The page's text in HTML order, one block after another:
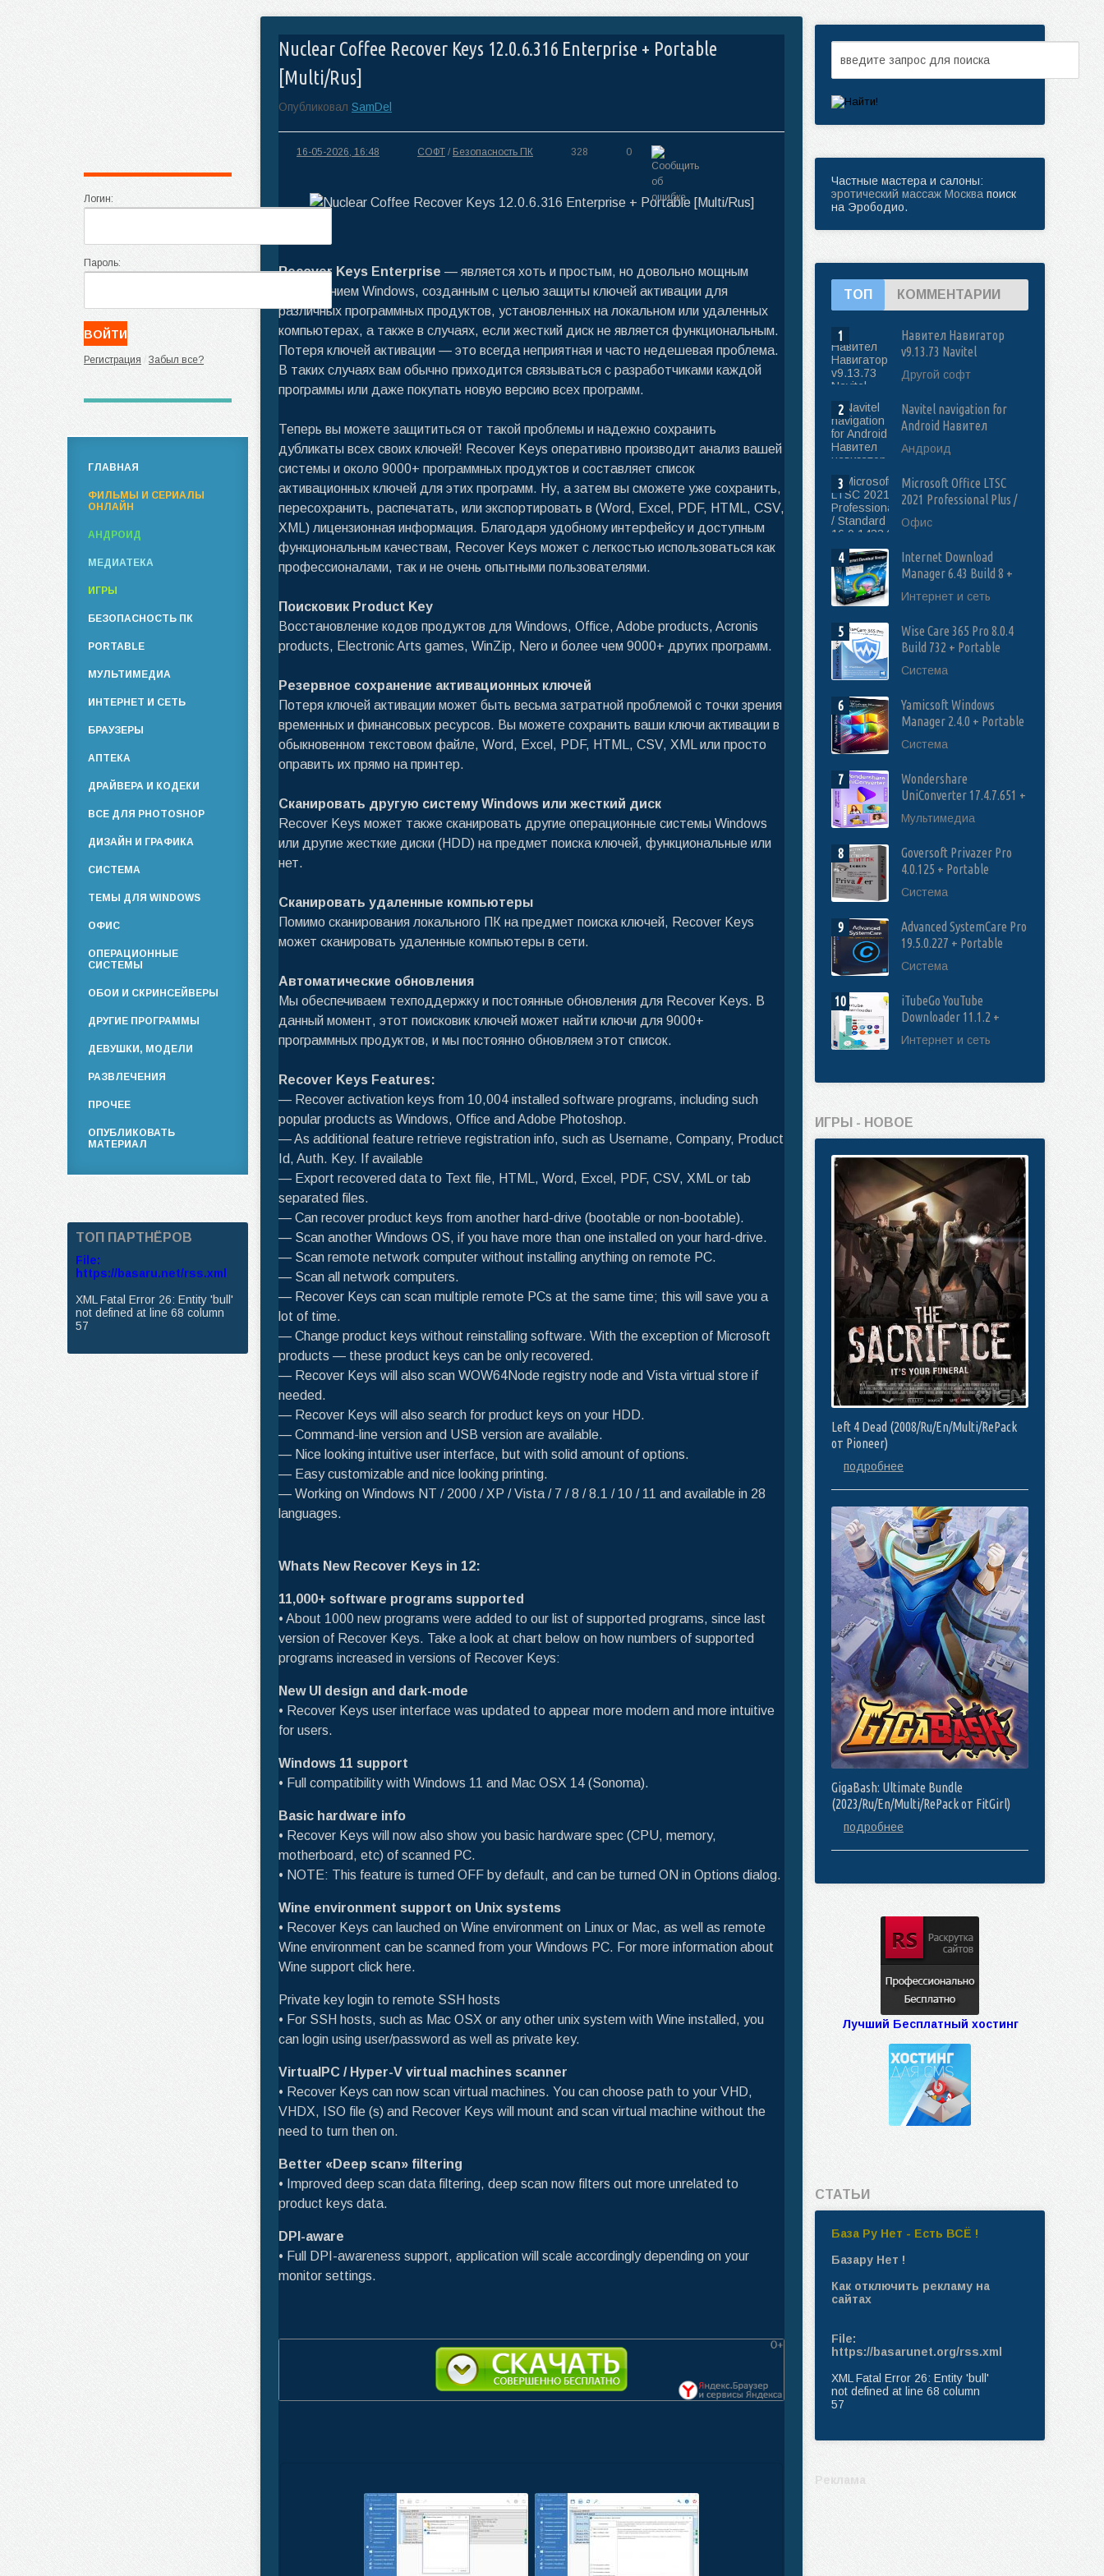
Nuclear Coffee Recover Keys 12.0.6.316 Enterprise + Portable
[Multi/Rus]
Опубликовал SamDel
16-05-2026, 16:48 СОФТ / Безопасность ПК 328 0
Recover Keys Enterprise — является хоть и простым, но довольно мощным
приложением Windows, созданным с целью защиты ключей активации для
различных программных продуктов, установленных на локальном или удаленных
компьютерах, а также в случаях, если жесткий диск не является функциональным.
Потеря ключей активации — это всегда неприятная и часто недешевая проблема.
В таких случаях вам обычно приходится связываться с разработчиками каждой
программы или даже покупать новую версию всех программ.
Теперь вы можете защититься от такой проблемы и надежно сохранить
дубликаты всех своих ключей! Recover Keys оперативно производит анализ вашей
системы и около 9000+ программных продуктов и составляет список
активационных ключей для этих программ. Ну, а затем вы сможете уже сохранить,
пересохранить, распечатать, или экспортировать в (Word, Excel, PDF, HTML, CSV,
XML) лицензионная информация. Благодаря удобному интерфейсу и доступным
функциональным качествам, Recover Keys может с легкостью использоваться как
профессионалами, так и не очень опытными пользователями.
Поисковик Product Key
Восстановление кодов продуктов для Windows, Office, Adobe products, Acronis
products, Electronic Arts games, WinZip, Nero и более чем 9000+ других программ.
Резервное сохранение активационных ключей
Потеря ключей активации может быть весьма затратной проблемой с точки зрения
временных и финансовых ресурсов. Вы можете сохранить ваши ключи активации в
обыкновенном текстовом файле, Word, Excel, PDF, HTML, CSV, XML или просто
оправить их прямо на принтер.
Сканировать другую систему Windows или жесткий диск
Recover Keys может также сканировать другие операционные системы Windows
или другие жесткие диски (HDD) на предмет поиска ключей, функциональные или
нет.
Сканировать удаленные компьютеры
Помимо сканирования локального ПК на предмет поиска ключей, Recover Keys
может сканировать удаленные компьютеры в сети.
Автоматические обновления
Мы обеспечиваем техподдержку и постоянные обновления для Recover Keys. В
данный момент, этот поисковик ключей может найти ключи для 9000+
программных продуктов, и мы постоянно обновляем этот список.
Recover Keys Features:
— Recover activation keys from 10,004 installed software programs, including such
popular products as Windows, Office and Adobe Photoshop.
— As additional feature retrieve registration info, such as Username, Company, Product
Id, Auth. Key. If available
— Export recovered data to Text file, HTML, Word, Excel, PDF, CSV, XML or tab
separated files.
— Can recover product keys from another hard-drive (bootable or non-bootable).
— Scan another Windows OS, if you have more than one installed on your hard-drive.
— Scan remote network computer without installing anything on remote PC.
— Scan all network computers.
— Recover Keys can scan multiple remote PCs at the same time; this will save you a
lot of time.
— Change product keys without reinstalling software. With the exception of Microsoft
products — these product keys can be only recovered.
— Recover Keys will also scan WOW64Node registry node and Vista virtual store if
needed.
— Recover Keys will also search for product keys on your HDD.
— Command-line version and USB version are available.
— Nice looking intuitive user interface, but with solid amount of options.
— Easy customizable and nice looking printing.
— Working on Windows NT / 2000 / XP / Vista / 7 / 8 / 8.1 / 10 / 11 and available in 28
languages.
Whats New Recover Keys in 12:
11,000+ software programs supported
• About 1000 new programs were added to our list of supported programs, since last
version of Recover Keys. Take a look at chart below on how numbers of supported
programs increased in versions of Recover Keys:
New UI design and dark-mode
• Recover Keys user interface was updated to appear more modern and more intuitive
for users.
Windows 11 support
• Full compatibility with Windows 11 and Mac OSX 14 (Sonoma).
Basic hardware info
• Recover Keys will now also show you basic hardware spec (CPU, memory,
motherboard, etc) of scanned PC.
• NOTE: This feature is turned OFF by default, and can be turned ON in Options dialog.
Wine environment support on Unix systems
• Recover Keys can lauched on Wine environment on Linux or Mac, as well as remote
Wine environment can be scanned from your Windows PC. For more information about
Wine support click here.
Private key login to remote SSH hosts
• For SSH hosts, such as Mac OSX or any other unix system with Wine installed, you
can login using user/password as well as private key.
VirtualPC / Hyper-V virtual machines scanner
• Recover Keys can now scan virtual machines. You can choose path to your VHD,
VHDX, ISO file (s) and Recover Keys will mount and scan virtual machine without the
need to turn then on.
Better «Deep scan» filtering
• Improved deep scan data filtering, deep scan now filters out more unrelated to
product keys data.
DPI-aware
• Full DPI-awareness support, application will scale accordingly depending on your
monitor settings.
Логин:
Пароль:
Регистрация / Забыл все?
ГЛАВНАЯ
ФИЛЬМЫ И СЕРИАЛЫ
ОНЛАЙН
АНДРОИД
МЕДИАТЕКА
ИГРЫ
БЕЗОПАСНОСТЬ ПК
PORTABLE
МУЛЬТИМЕДИА
ИНТЕРНЕТ И СЕТЬ
БРАУЗЕРЫ
АПТЕКА
ДРАЙВЕРА И КОДЕКИ
ВСЕ ДЛЯ PHOTOSHOP
ДИЗАЙН И ГРАФИКА
СИСТЕМА
ТЕМЫ ДЛЯ WINDOWS
ОФИС
ОПЕРАЦИОННЫЕ
СИСТЕМЫ
ОБОИ И СКРИНСЕЙВЕРЫ
ДРУГИЕ ПРОГРАММЫ
ДЕВУШКИ, МОДЕЛИ
РАЗВЛЕЧЕНИЯ
ПРОЧЕЕ
ОПУБЛИКОВАТЬ
МАТЕРИАЛ
ТОП ПАРТНЁРОВ
File:
https://basaru.net/rss.xml
XML Fatal Error 26: Entity 'bull'
not defined at line 68 column
57
Частные мастера и салоны:
эротический массаж Москва поиск
на Эрободио.
ТОП КОММЕНТАРИИ
1
Навител Навигатор
v9.13.73 Navitel
navigation WinCE 5-6
ключи на карты 2026
Другой софт
2
Navitel navigation for
Android Навител
навигатор v 9.13.73
ключи на Карты Q2 2026
Андроид
3
Microsoft Office LTSC
2021 Professional Plus /
Standard
16.0.14334.20806 RePack
(2026.07)
Офис
4
Internet Download
Manager 6.43 Build 8 +
Retail [Multi/Rus]
Интернет и сеть
5
Wise Care 365 Pro 8.0.4
Build 732 + Portable
[Multi/Rus]
Система
6
Yamicsoft Windows
Manager 2.4.0 + Portable
[Multi/Rus]
Система
7
Wondershare
UniConverter 17.4.7.651 +
Portable [Multi/Rus]
Мультимедиа
8
Goversoft Privazer Pro
4.0.125 + Portable
[Multi/Rus]
Система
9
Advanced SystemCare Pro
19.5.0.227 + Portable
[Multi/Rus]
Система
10
iTubeGo YouTube
Downloader 11.1.2 +
Portable [Multi/Rus]
Интернет и сеть
ИГРЫ - НОВОЕ
Left 4 Dead (2008/Ru/En/Multi/RePack
от Pioneer)
подробнее
GigaBash: Ultimate Bundle
(2023/Ru/En/Multi/RePack от FitGirl)
подробнее
Лучший Бесплатный хостинг
СТАТЬИ
База Ру Нет - Есть ВСЁ !
Базару Нет !
Как отключить рекламу на
сайтах
File:
https://basarunet.org/rss.xml
XML Fatal Error 26: Entity 'bull'
not defined at line 68 column
57
Реклама